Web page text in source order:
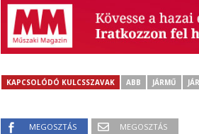
KAPCSOLÓDÓ KULCSSZAVAK ABB JÁRMŰ
MEGOSZTÁS MEGOSZTÁS